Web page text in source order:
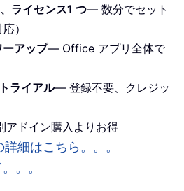
ライセンス1 つ— 数分でセット
）
アップ— Office アプリ全体で
ライアル— 登録不要、クレジッ
ドイン購入よりお得
細はこちら。。。
。。